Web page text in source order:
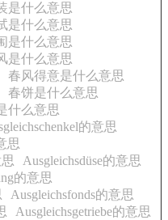
是什么意思
是什么意思
是什么意思
是什么意思
春风得意是什么意思
春饼是什么意思
什么意思
的意思
思
Ausgleichsdüse的意思
的意思
Ausgleichsfonds的意思
Ausgleichsgetriebe的意思